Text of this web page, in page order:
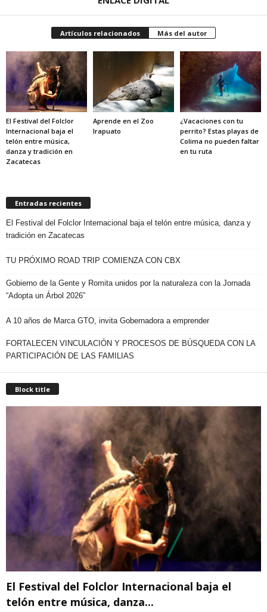
Artículos relacionados Más del autor
El Festival del Folclor
Internacional baja el
telón entre música,
danza y tradición en
Zacatecas
Aprende en el Zoo
Irapuato
¿Vacaciones con tu
perrito? Estas playas de
Colima no pueden faltar
en tu ruta
Entradas recientes
El Festival del Folclor Internacional baja el telón entre música, danza y
tradición en Zacatecas
TU PRÓXIMO ROAD TRIP COMIENZA CON CBX
Gobierno de la Gente y Romita unidos por la naturaleza con la Jornada
“Adopta un Árbol 2026”
A 10 años de Marca GTO, invita Gobernadora a emprender
FORTALECEN VINCULACIÓN Y PROCESOS DE BÚSQUEDA CON LA
PARTICIPACIÓN DE LAS FAMILIAS
Block title
El Festival del Folclor Internacional baja el
telón entre música, danza...